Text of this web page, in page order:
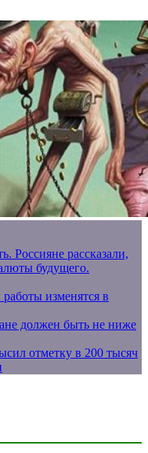
Россияне рассказали,
будущего.
изменятся в
должен быть не ниже
отметку в 200 тысяч